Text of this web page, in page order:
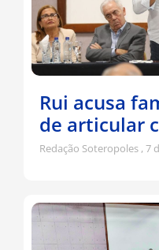
Rui acusa
de articular
Redação Soteropoles 7